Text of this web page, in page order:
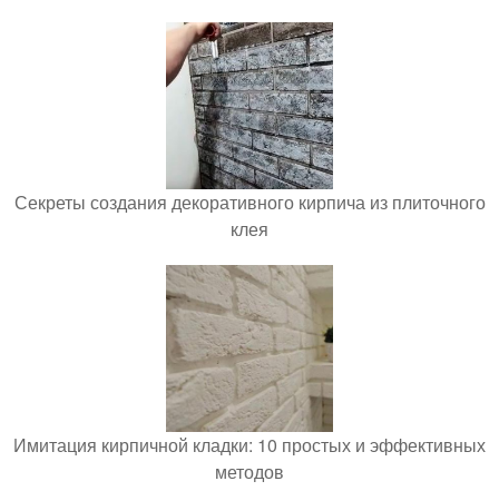
Секреты создания декоративного кирпича из плиточного
клея
Имитация кирпичной кладки: 10 простых и эффективных
методов